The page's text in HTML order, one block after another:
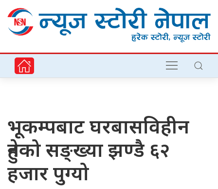
भूकम्पबाट घरबासविहीन
हुनेको सङ्ख्या झण्डै ६२
हजार पुग्यो